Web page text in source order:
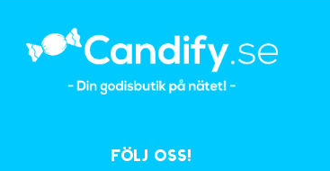
Följ oss!